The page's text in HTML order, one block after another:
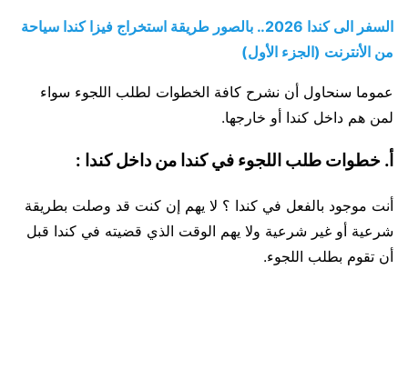
السفر الى كندا 2026.. بالصور طريقة استخراج فيزا كندا سياحة
من الأنترنت (الجزء الأول)
عموما سنحاول أن نشرح كافة الخطوات لطلب اللجوء سواء
لمن هم داخل كندا أو خارجها.
أ. خطوات طلب اللجوء في كندا من داخل كندا :
أنت موجود بالفعل في كندا ؟ لا يهم إن كنت قد وصلت بطريقة
شرعية أو غير شرعية ولا يهم الوقت الذي قضيته في كندا قبل
أن تقوم بطلب اللجوء.